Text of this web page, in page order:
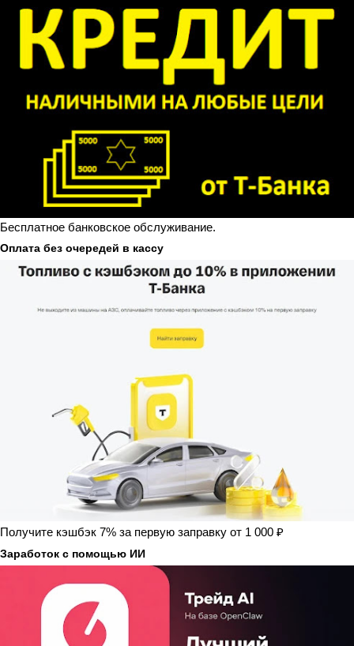
Бесплатное банковское обслуживание.
Оплата без очередей в кассу
Получите кэшбэк 7% за первую заправку от 1 000 ₽
Заработок с помощью ИИ